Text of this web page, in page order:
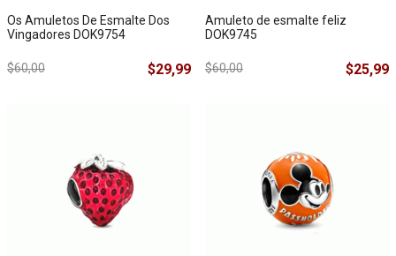
Os Amuletos De Esmalte Dos
Vingadores DOK9754
$60,00 $29,99
Amuleto de esmalte feliz
DOK9745
$60,00 $25,99